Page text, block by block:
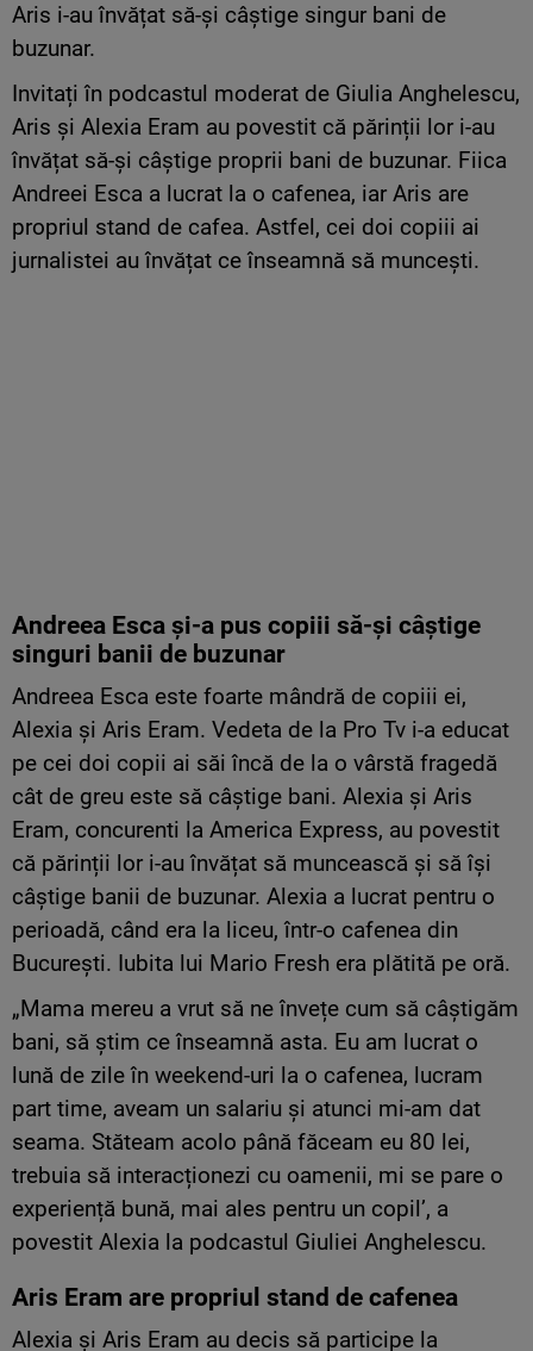
Aris i-au învățat să-și câștige singur bani de
buzunar.
Invitați în podcastul moderat de Giulia Anghelescu,
Aris și Alexia Eram au povestit că părinții lor i-au
învățat să-și câștige proprii bani de buzunar. Fiica
Andreei Esca a lucrat la o cafenea, iar Aris are
propriul stand de cafea. Astfel, cei doi copiii ai
jurnalistei au învățat ce înseamnă să muncești.
Andreea Esca și-a pus copiii să-și câștige
singuri banii de buzunar
Andreea Esca este foarte mândră de copiii ei,
Alexia și Aris Eram. Vedeta de la Pro Tv i-a educat
pe cei doi copii ai săi încă de la o vârstă fragedă
cât de greu este să câștige bani. Alexia și Aris
Eram, concurenti la America Express, au povestit
că părinții lor i-au învățat să muncească și să își
câștige banii de buzunar. Alexia a lucrat pentru o
perioadă, când era la liceu, într-o cafenea din
București. Iubita lui Mario Fresh era plătită pe oră.
„Mama mereu a vrut să ne învețe cum să câștigăm
bani, să știm ce înseamnă asta. Eu am lucrat o
lună de zile în weekend-uri la o cafenea, lucram
part time, aveam un salariu și atunci mi-am dat
seama. Stăteam acolo până făceam eu 80 lei,
trebuia să interacționezi cu oamenii, mi se pare o
experiență bună, mai ales pentru un copil’, a
povestit Alexia la podcastul Giuliei Anghelescu.
Aris Eram are propriul stand de cafenea
Alexia și Aris Eram au decis să participe la